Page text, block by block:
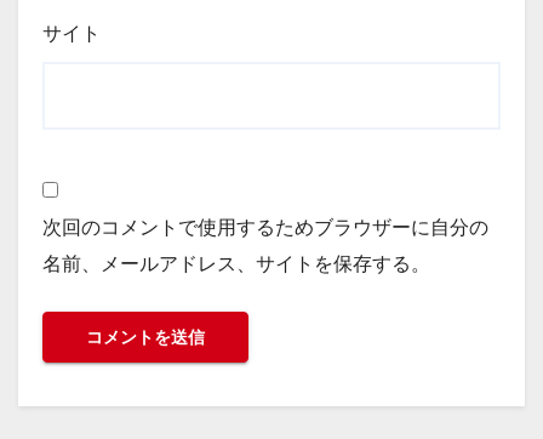
サイト
次回のコメントで使用するためブラウザーに自分の
名前、メールアドレス、サイトを保存する。